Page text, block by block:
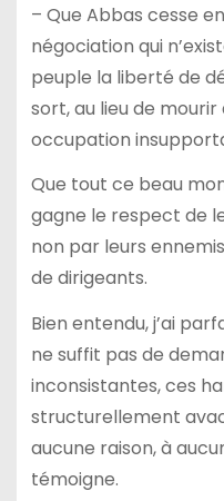
– Que Abbas cesse
négociation qui
peuple la liberté de
sort, au lieu de
occupation
Que tout ce beau
gagne le respect de
non par leurs
de dirigeants.
Bien entendu, j’ai
ne suffit pas de
inconsistantes, ces
structurellement
aucune raison, à
témoigne.